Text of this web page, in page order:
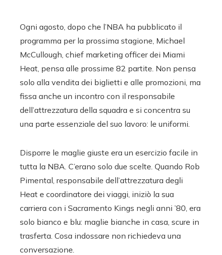
Ogni agosto, dopo che l’NBA ha pubblicato il
programma per la prossima stagione, Michael
McCullough, chief marketing officer dei Miami
Heat, pensa alle prossime 82 partite. Non pensa
solo alla vendita dei biglietti e alle promozioni, ma
fissa anche un incontro con il responsabile
dell’attrezzatura della squadra e si concentra su
una parte essenziale del suo lavoro: le uniformi.
Disporre le maglie giuste era un esercizio facile in
tutta la NBA. C’erano solo due scelte. Quando Rob
Pimental, responsabile dell’attrezzatura degli
Heat e coordinatore dei viaggi, iniziò la sua
carriera con i Sacramento Kings negli anni ’80, era
solo bianco e blu: maglie bianche in casa, scure in
trasferta. Cosa indossare non richiedeva una
conversazione.